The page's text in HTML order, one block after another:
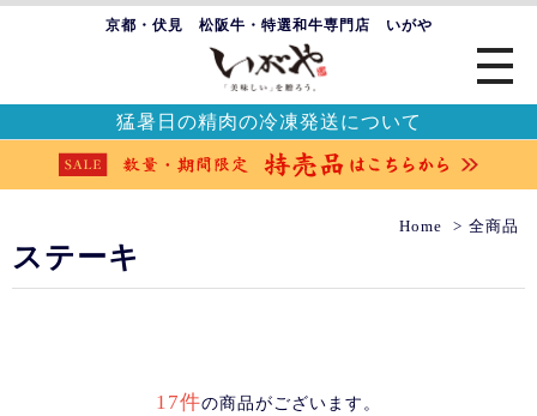
京都・伏見 松阪牛・特選和牛専門店 いがや
猛暑日の精肉の冷凍発送について
Home 全商品
ステーキ
17件の商品がございます。